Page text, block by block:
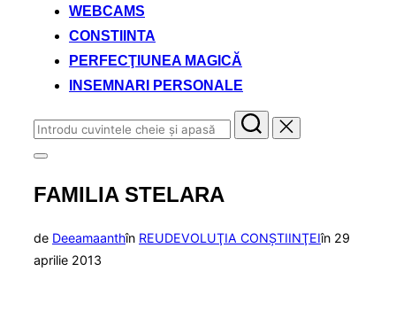
WEBCAMS
CONSTIINTA
PERFECŢIUNEA MAGICĂ
INSEMNARI PERSONALE
Caută
după:
Comută
bara
laterală
la
navigare
FAMILIA STELARA
de Deeamaanthîn REUDEVOLUŢIA CONŞTIINŢEIîn Publicat
29
aprilie 2013